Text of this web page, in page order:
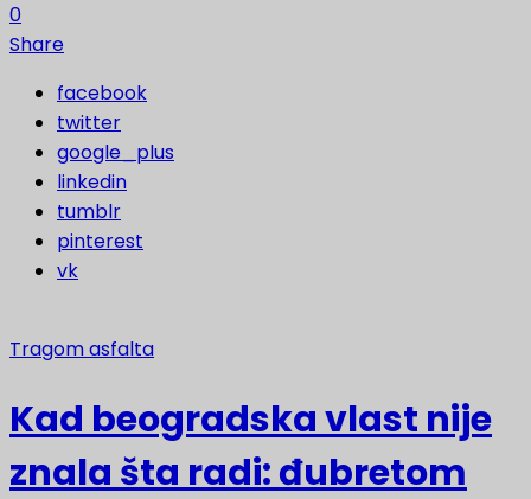
0
Share
facebook
twitter
google_plus
linkedin
tumblr
pinterest
vk
Tragom asfalta
Kad beogradska vlast nije
znala šta radi: đubretom